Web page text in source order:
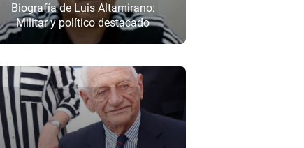
Biografía de Luis Altamirano:
Militar y político destacado